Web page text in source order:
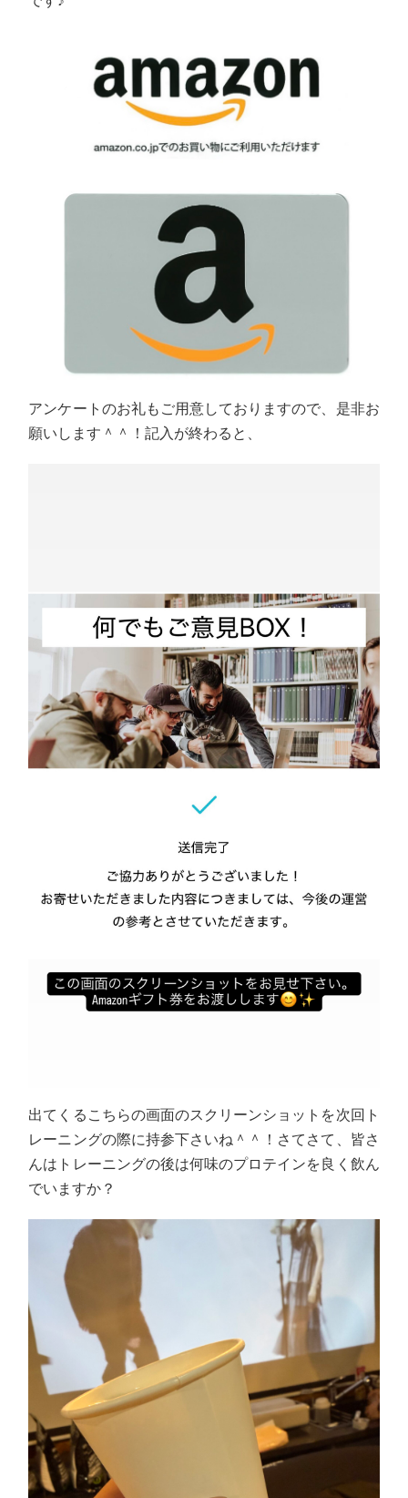
アンケートのお礼もご用意しておりますので、是非お
願いします＾＾！記入が終わると、
出てくるこちらの画面のスクリーンショットを次回ト
レーニングの際に持参下さいね＾＾！さてさて、皆さ
んはトレーニングの後は何味のプロテインを良く飲ん
でいますか？